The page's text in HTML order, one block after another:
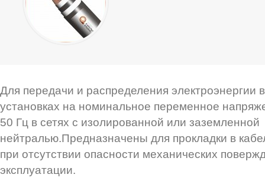
Для передачи и распределения электроэнергии
установках на номинальное переменное
50 Гц в сетях с изолированной или заземленной
нейтралью.Предназначены для прокладки в
при отсутствии опасности механических
эксплуатации.